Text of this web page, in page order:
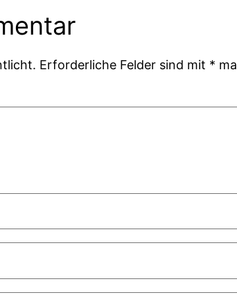
Erforderliche Felder sind mit *